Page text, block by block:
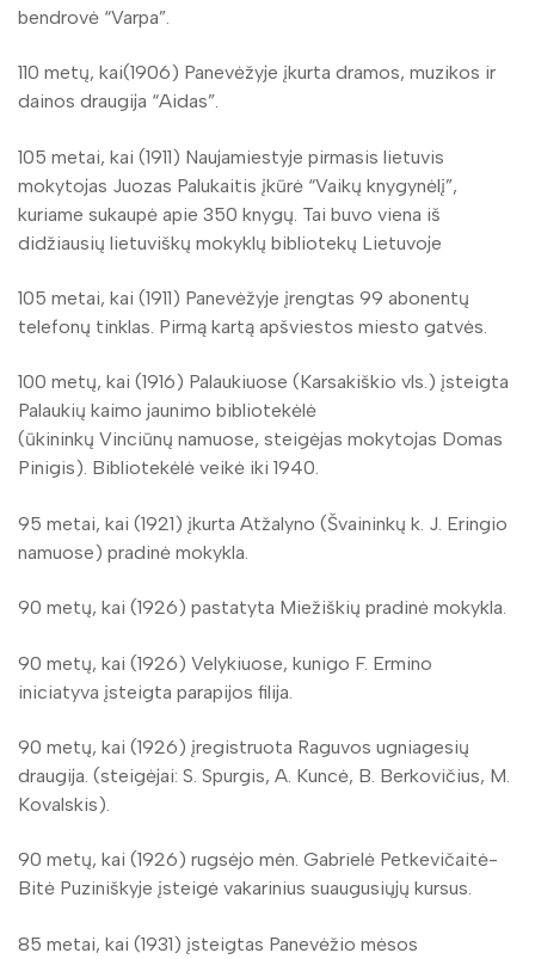
bendrovė “Varpa”.
110 metų, kai(1906) Panevėžyje įkurta dramos, muzikos ir
dainos draugija “Aidas”.
105 metai, kai (1911) Naujamiestyje pirmasis lietuvis
mokytojas Juozas Palukaitis įkūrė “Vaikų knygynėlį”,
kuriame sukaupė apie 350 knygų. Tai buvo viena iš
didžiausių lietuviškų mokyklų bibliotekų Lietuvoje
105 metai, kai (1911) Panevėžyje įrengtas 99 abonentų
telefonų tinklas. Pirmą kartą apšviestos miesto gatvės.
100 metų, kai (1916) Palaukiuose (Karsakiškio vls.) įsteigta
Palaukių kaimo jaunimo bibliotekėlė
(ūkininkų Vinciūnų namuose, steigėjas mokytojas Domas
Pinigis). Bibliotekėlė veikė iki 1940.
95 metai, kai (1921) įkurta Atžalyno (Švaininkų k. J. Eringio
namuose) pradinė mokykla.
90 metų, kai (1926) pastatyta Miežiškių pradinė mokykla.
90 metų, kai (1926) Velykiuose, kunigo F. Ermino
iniciatyva įsteigta parapijos filija.
90 metų, kai (1926) įregistruota Raguvos ugniagesių
draugija. (steigėjai: S. Spurgis, A. Kuncė, B. Berkovičius, M.
Kovalskis).
90 metų, kai (1926) rugsėjo mėn. Gabrielė Petkevičaitė-
Bitė Puziniškyje įsteigė vakarinius suaugusiųjų kursus.
85 metai, kai (1931) įsteigtas Panevėžio mėsos